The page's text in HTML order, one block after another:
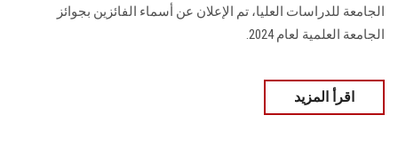
الجامعة للدراسات العليا، تم الإعلان عن أسماء الفائزين بجوائز
الجامعة العلمية لعام 2024.
اقرأ المزيد